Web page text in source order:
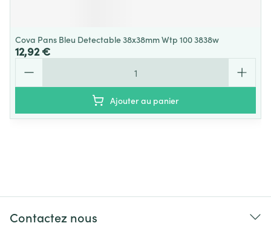
Cova Pans Bleu Detectable 38x38mm Wtp 100 3838w
12,92 €
Ajouter au panier
Contactez nous